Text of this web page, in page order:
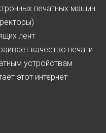
печатных машин
лент
качество печати
устройствам
этот интернет-